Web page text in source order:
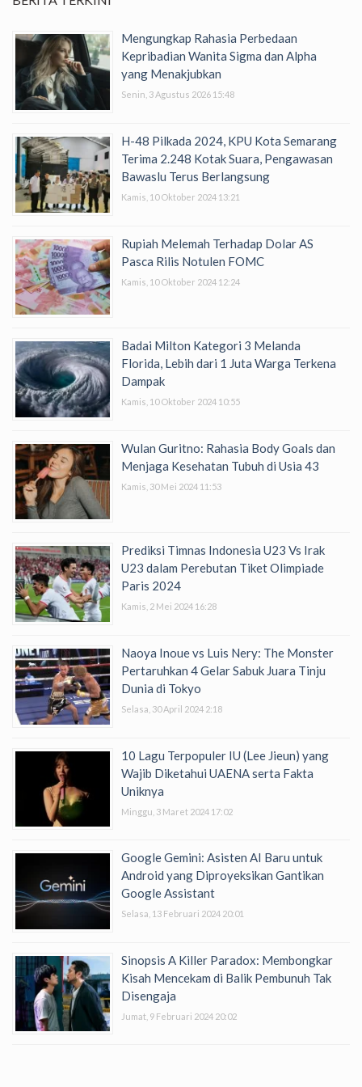
Mengungkap Rahasia Perbedaan
Kepribadian Wanita Sigma dan Alpha
yang Menakjubkan
Senin, 3 Agustus 2026 15:48
H-48 Pilkada 2024, KPU Kota Semarang
Terima 2.248 Kotak Suara, Pengawasan
Bawaslu Terus Berlangsung
Kamis, 10 Oktober 2024 13:21
Rupiah Melemah Terhadap Dolar AS
Pasca Rilis Notulen FOMC
Kamis, 10 Oktober 2024 12:24
Badai Milton Kategori 3 Melanda
Florida, Lebih dari 1 Juta Warga Terkena
Dampak
Kamis, 10 Oktober 2024 10:55
Wulan Guritno: Rahasia Body Goals dan
Menjaga Kesehatan Tubuh di Usia 43
Kamis, 30 Mei 2024 11:53
Prediksi Timnas Indonesia U23 Vs Irak
U23 dalam Perebutan Tiket Olimpiade
Paris 2024
Kamis, 2 Mei 2024 16:28
Naoya Inoue vs Luis Nery: The Monster
Pertaruhkan 4 Gelar Sabuk Juara Tinju
Dunia di Tokyo
Selasa, 30 April 2024 2:18
10 Lagu Terpopuler IU (Lee Jieun) yang
Wajib Diketahui UAENA serta Fakta
Uniknya
Minggu, 3 Maret 2024 17:02
Google Gemini: Asisten AI Baru untuk
Android yang Diproyeksikan Gantikan
Google Assistant
Selasa, 13 Februari 2024 20:01
Sinopsis A Killer Paradox: Membongkar
Kisah Mencekam di Balik Pembunuh Tak
Disengaja
Jumat, 9 Februari 2024 20:02